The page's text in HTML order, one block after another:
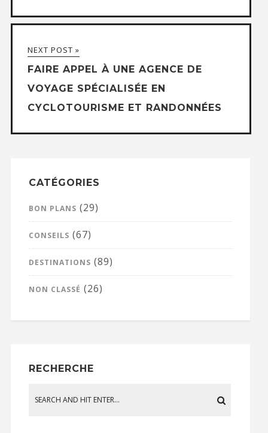
NEXT POST »
FAIRE APPEL À UNE AGENCE DE
VOYAGE SPÉCIALISÉE EN
CYCLOTOURISME ET RANDONNÉES
CATÉGORIES
BON PLANS (29)
CONSEILS (67)
DESTINATIONS (89)
NON CLASSÉ (26)
RECHERCHE